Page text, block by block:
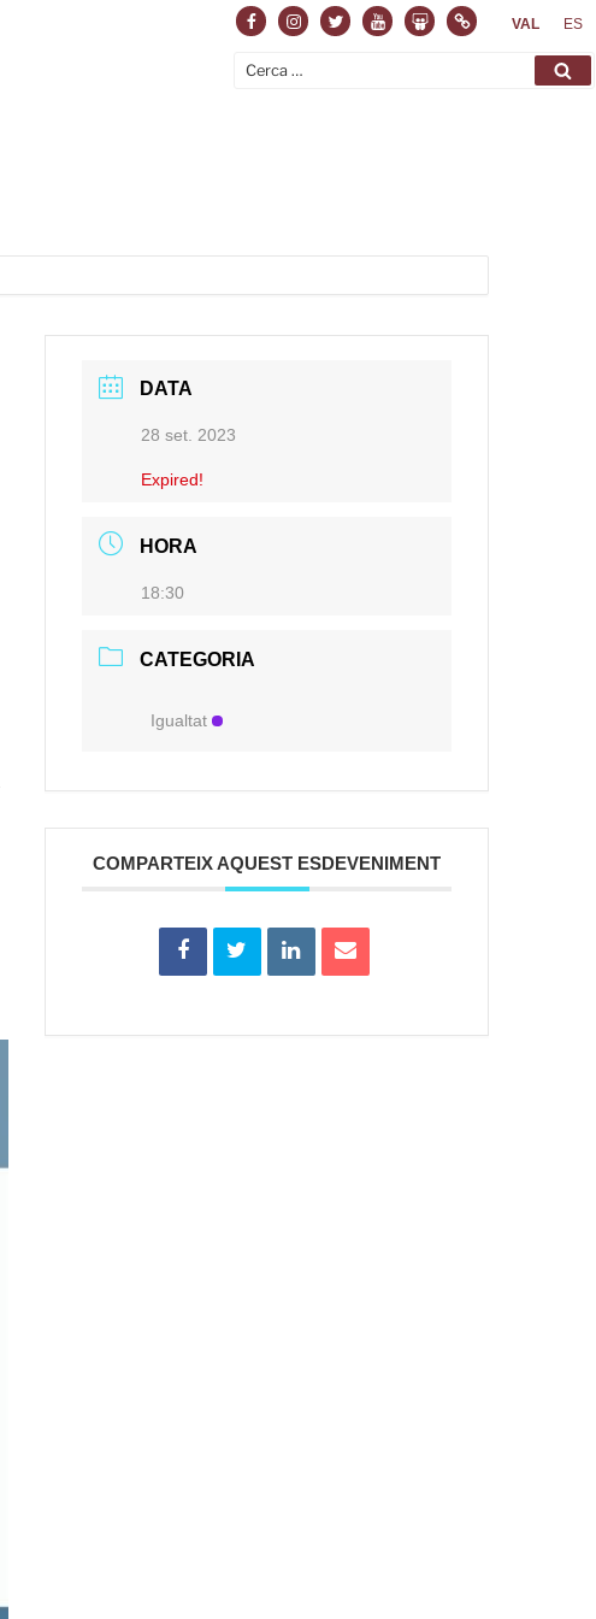
FacebookInstagram
TwitterYoutubeSlideshare
NormasVAL ES
Cerca:
DATA
28 set. 2023
Expired!
HORA
18:30
CATEGORIA
Igualtat
COMPARTEIX AQUEST ESDEVENIMENT